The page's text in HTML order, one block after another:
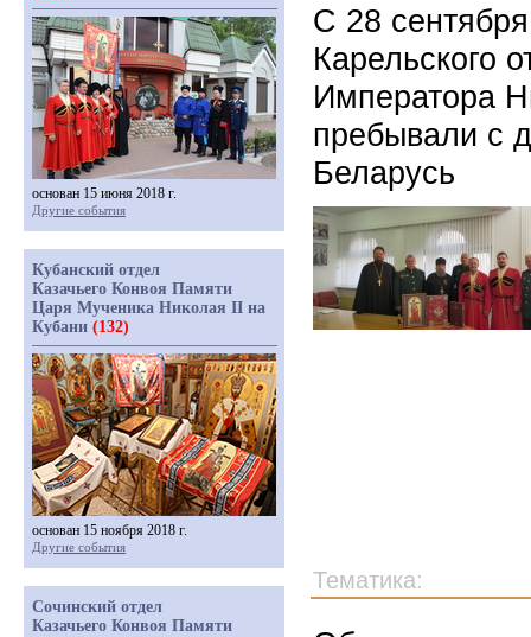
С 28
Карельского
Императора
пребывали с
Беларусь
Тематика:
основан 15 июня 2018 г.
Другие события
Кубанский отдел
Казачьего Конвоя Памяти
Царя Мученика Николая II на
Кубани (132)
основан 15 ноября 2018 г.
Другие события
Сочинский отдел
Казачьего Конвоя Памяти